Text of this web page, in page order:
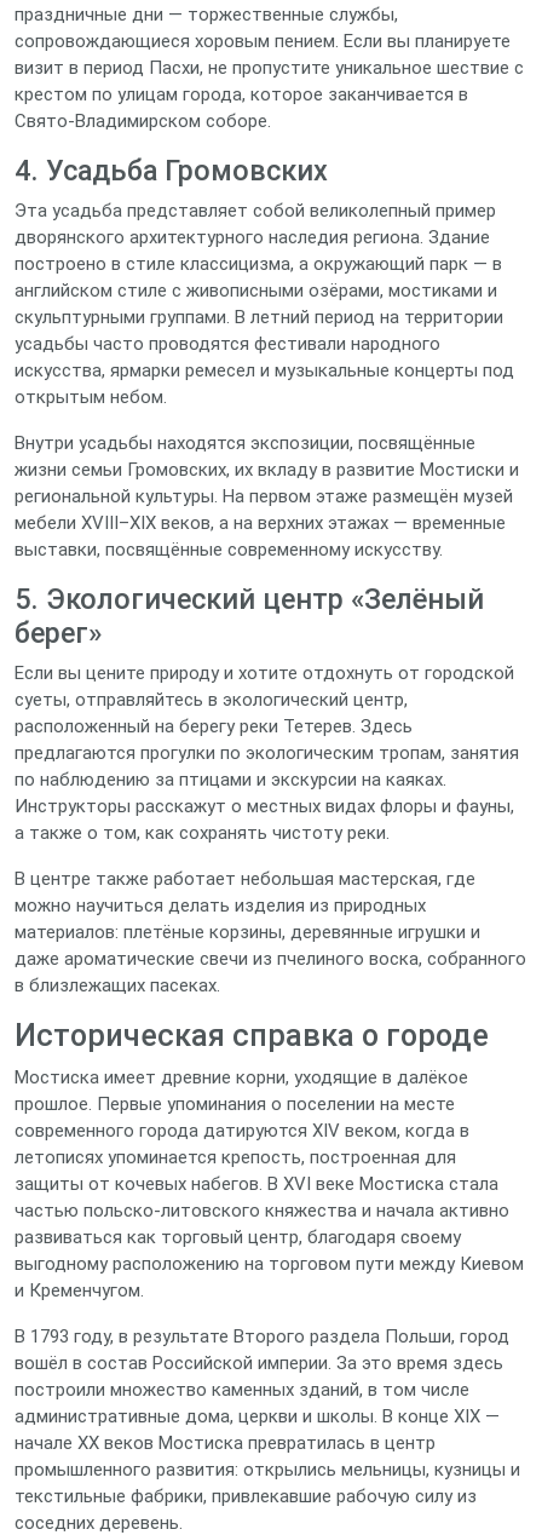
праздничные дни — торжественные службы,
сопровождающиеся хоровым пением. Если вы планируете
визит в период Пасхи, не пропустите уникальное шествие с
крестом по улицам города, которое заканчивается в
Свято‑Владимирском соборе.
4. Усадьба Громовских
Эта усадьба представляет собой великолепный пример
дворянского архитектурного наследия региона. Здание
построено в стиле классицизма, а окружающий парк — в
английском стиле с живописными озёрами, мостиками и
скульптурными группами. В летний период на территории
усадьбы часто проводятся фестивали народного
искусства, ярмарки ремесел и музыкальные концерты под
открытым небом.
Внутри усадьбы находятся экспозиции, посвящённые
жизни семьи Громовских, их вкладу в развитие Мостиски и
региональной культуры. На первом этаже размещён музей
мебели XVIII–XIX веков, а на верхних этажах — временные
выставки, посвящённые современному искусству.
5. Экологический центр «Зелёный
берег»
Если вы цените природу и хотите отдохнуть от городской
суеты, отправляйтесь в экологический центр,
расположенный на берегу реки Тетерев. Здесь
предлагаются прогулки по экологическим тропам, занятия
по наблюдению за птицами и экскурсии на каяках.
Инструкторы расскажут о местных видах флоры и фауны,
а также о том, как сохранять чистоту реки.
В центре также работает небольшая мастерская, где
можно научиться делать изделия из природных
материалов: плетёные корзины, деревянные игрушки и
даже ароматические свечи из пчелиного воска, собранного
в близлежащих пасеках.
Историческая справка о городе
Мостиска имеет древние корни, уходящие в далёкое
прошлое. Первые упоминания о поселении на месте
современного города датируются XIV веком, когда в
летописях упоминается крепость, построенная для
защиты от кочевых набегов. В XVI веке Мостиска стала
частью польско‑литовского княжества и начала активно
развиваться как торговый центр, благодаря своему
выгодному расположению на торговом пути между Киевом
и Кременчугом.
В 1793 году, в результате Второго раздела Польши, город
вошёл в состав Российской империи. За это время здесь
построили множество каменных зданий, в том числе
административные дома, церкви и школы. В конце XIX —
начале XX веков Мостиска превратилась в центр
промышленного развития: открылись мельницы, кузницы и
текстильные фабрики, привлекавшие рабочую силу из
соседних деревень.